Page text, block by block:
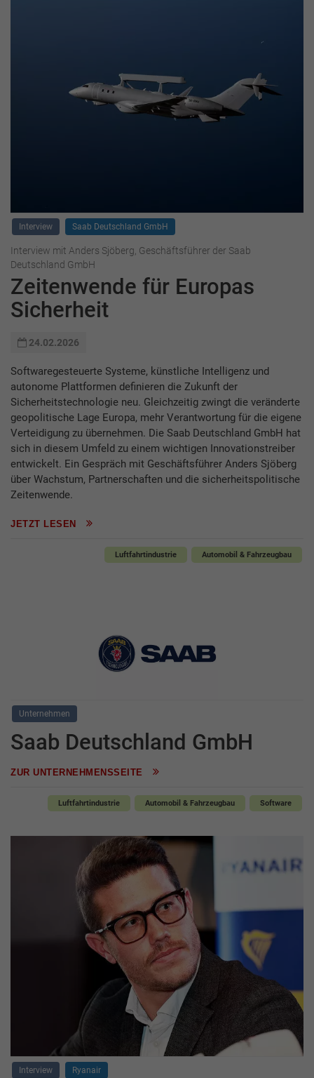
Interview Saab Deutschland GmbH
Interview mit Anders Sjöberg, Geschäftsführer der Saab
Deutschland GmbH
Zeitenwende für Europas
Sicherheit
24.02.2026
Softwaregesteuerte Systeme, künstliche Intelligenz und
autonome Plattformen definieren die Zukunft der
Sicherheitstechnologie neu. Gleichzeitig zwingt die veränderte
geopolitische Lage Europa, mehr Verantwortung für die eigene
Verteidigung zu übernehmen. Die Saab Deutschland GmbH hat
sich in diesem Umfeld zu einem wichtigen Innovationstreiber
entwickelt. Ein Gespräch mit Geschäftsführer Anders Sjöberg
über Wachstum, Partnerschaften und die sicherheitspolitische
Zeitenwende.
JETZT LESEN
Luftfahrtindustrie Automobil & Fahrzeugbau
Unternehmen
Saab Deutschland GmbH
ZUR UNTERNEHMENSSEITE
Luftfahrtindustrie Automobil & Fahrzeugbau Software
Interview Ryanair